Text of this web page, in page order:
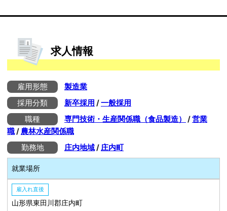
求人情報
雇用形態
製造業
採用分類
新卒採用 /一般採用
職種
専門技術・生産関係職（食品製造） /営業
職/ 農林水産関係職
勤務地
庄内地域/庄内町
就業場所
雇入れ直後
山形県東田川郡庄内町